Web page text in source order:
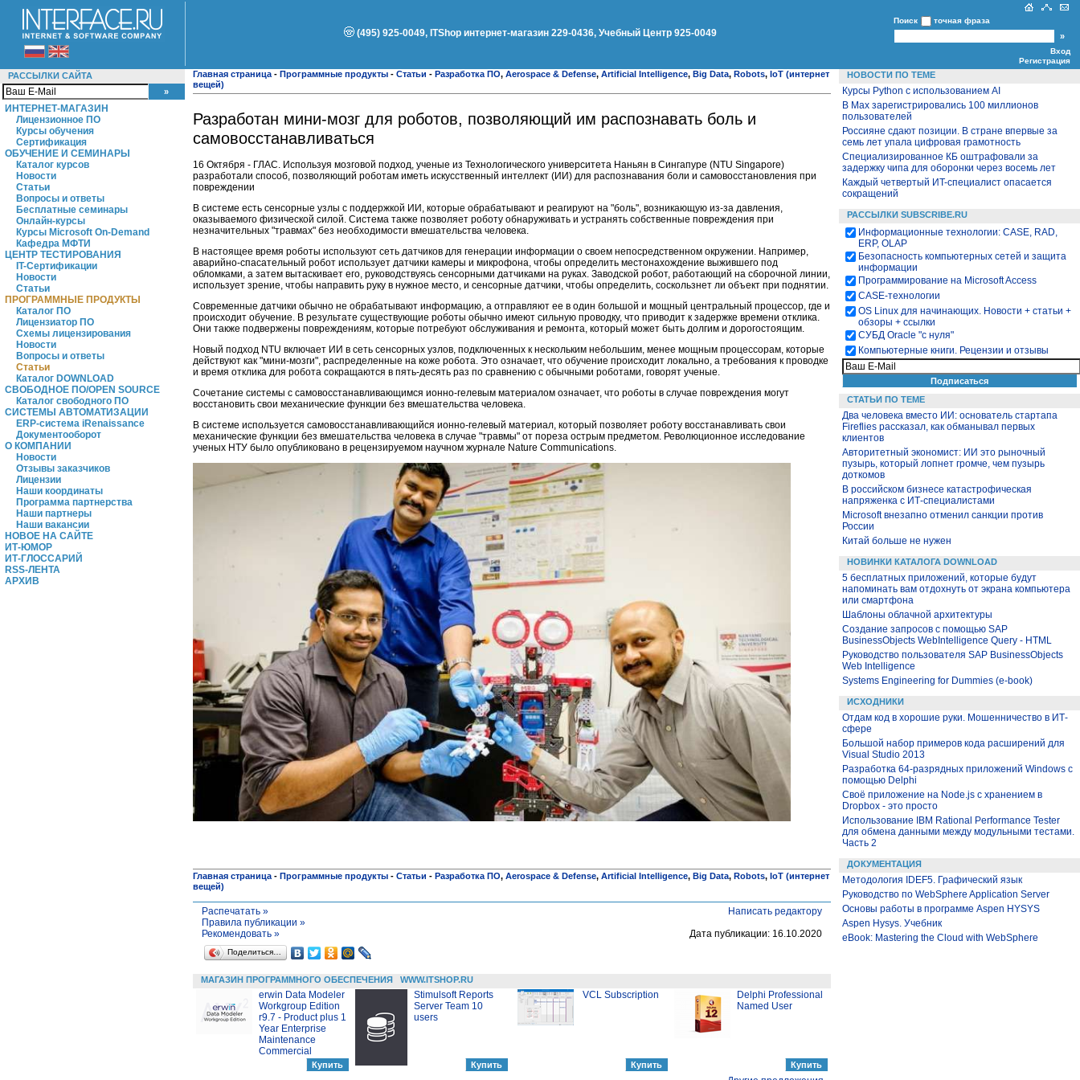
(495) 925-0049, ITShop интернет-магазин 229-0436, Учебный Центр 925-0049
Поиск точная фраза
Вход
Регистрация
РАССЫЛКИ САЙТА
ИНТЕРНЕТ-МАГАЗИН
Лицензионное ПО
Курсы обучения
Сертификация
ОБУЧЕНИЕ И СЕМИНАРЫ
Каталог курсов
Новости
Статьи
Вопросы и ответы
Бесплатные семинары
Онлайн-курсы
Курсы Microsoft On-Demand
Кафедра МФТИ
ЦЕНТР ТЕСТИРОВАНИЯ
IT-Сертификации
Новости
Статьи
ПРОГРАММНЫЕ ПРОДУКТЫ
Каталог ПО
Лицензиатор ПО
Схемы лицензирования
Новости
Вопросы и ответы
Статьи
Каталог DOWNLOAD
СВОБОДНОЕ ПО/OPEN SOURCE
Каталог свободного ПО
СИСТЕМЫ АВТОМАТИЗАЦИИ
ERP-система iRenaissance
Документооборот
О КОМПАНИИ
Новости
Отзывы заказчиков
Лицензии
Наши координаты
Программа партнерства
Наши партнеры
Наши вакансии
НОВОЕ НА САЙТЕ
ИТ-ЮМОР
ИТ-ГЛОССАРИЙ
RSS-ЛЕНТА
АРХИВ
Главная страница - Программные продукты - Статьи - Разработка ПО, Aerospace & Defense, Artificial Intelligence, Big Data, Robots, IoT (интернет
вещей)
Разработан мини-мозг для роботов, позволяющий им распознавать боль и
самовосстанавливаться
16 Октября - ГЛАС. Используя мозговой подход, ученые из Технологического университета Наньян в Сингапуре (NTU Singapore)
разработали способ, позволяющий роботам иметь искусственный интеллект (ИИ) для распознавания боли и самовосстановления при
повреждении
В системе есть сенсорные узлы с поддержкой ИИ, которые обрабатывают и реагируют на "боль", возникающую из-за давления,
оказываемого физической силой. Система также позволяет роботу обнаруживать и устранять собственные повреждения при
незначительных "травмах" без необходимости вмешательства человека.
В настоящее время роботы используют сеть датчиков для генерации информации о своем непосредственном окружении. Например,
аварийно-спасательный робот использует датчики камеры и микрофона, чтобы определить местонахождение выжившего под
обломками, а затем вытаскивает его, руководствуясь сенсорными датчиками на руках. Заводской робот, работающий на сборочной линии,
использует зрение, чтобы направить руку в нужное место, и сенсорные датчики, чтобы определить, соскользнет ли объект при поднятии.
Современные датчики обычно не обрабатывают информацию, а отправляют ее в один большой и мощный центральный процессор, где и
происходит обучение. В результате существующие роботы обычно имеют сильную проводку, что приводит к задержке времени отклика.
Они также подвержены повреждениям, которые потребуют обслуживания и ремонта, который может быть долгим и дорогостоящим.
Новый подход NTU включает ИИ в сеть сенсорных узлов, подключенных к нескольким небольшим, менее мощным процессорам, которые
действуют как "мини-мозги", распределенные на коже робота. Это означает, что обучение происходит локально, а требования к проводке
и время отклика для робота сокращаются в пять-десять раз по сравнению с обычными роботами, говорят ученые.
Сочетание системы с самовосстанавливающимся ионно-гелевым материалом означает, что роботы в случае повреждения могут
восстановить свои механические функции без вмешательства человека.
В системе используется самовосстанавливающийся ионно-гелевый материал, который позволяет роботу восстанавливать свои
механические функции без вмешательства человека в случае "травмы" от пореза острым предметом. Революционное исследование
ученых НТУ было опубликовано в рецензируемом научном журнале Nature Communications.
Главная страница - Программные продукты - Статьи - Разработка ПО, Aerospace & Defense, Artificial Intelligence, Big Data, Robots, IoT (интернет
вещей)
Распечатать »
Правила публикации »
Написать редактору
Рекомендовать »
Дата публикации: 16.10.2020
Поделиться…
МАГАЗИН ПРОГРАММНОГО ОБЕСПЕЧЕНИЯ WWW.ITSHOP.RU
erwin Data Modeler
Workgroup Edition
r9.7 - Product plus 1
Year Enterprise
Maintenance
Commercial
Stimulsoft Reports
Server Team 10
users
VCL Subscription
Delphi Professional
Named User
НОВОСТИ ПО ТЕМЕ
Курсы Python c использованием AI
В Max зарегистрировались 100 миллионов
пользователей
Россияне сдают позиции. В стране впервые за
семь лет упала цифровая грамотность
Специализированное КБ оштрафовали за
задержку чипа для оборонки через восемь лет
Каждый четвертый ИT-специалист опасается
сокращений
РАССЫЛКИ SUBSCRIBE.RU
Информационные технологии: CASE, RAD,
ERP, OLAP
Безопасность компьютерных сетей и защита
информации
Программирование на Microsoft Access
CASE-технологии
OS Linux для начинающих. Новости + статьи +
обзоры + ссылки
СУБД Oracle "с нуля"
Компьютерные книги. Рецензии и отзывы
СТАТЬИ ПО ТЕМЕ
Два человека вместо ИИ: основатель стартапа
Fireflies рассказал, как обманывал первых
клиентов
Авторитетный экономист: ИИ это рыночный
пузырь, который лопнет громче, чем пузырь
доткомов
В российском бизнесе катастрофическая
напряженка с ИТ-специалистами
Microsoft внезапно отменил санкции против
России
Китай больше не нужен
НОВИНКИ КАТАЛОГА DOWNLOAD
5 бесплатных приложений, которые будут
напоминать вам отдохнуть от экрана компьютера
или смартфона
Шаблоны облачной архитектуры
Создание запросов с помощью SAP
BusinessObjects WebIntelligence Query - HTML
Руководство пользователя SAP BusinessObjects
Web Intelligence
Systems Engineering for Dummies (e-book)
ИСХОДНИКИ
Отдам код в хорошие руки. Мошенничество в ИТ-
сфере
Большой набор примеров кода расширений для
Visual Studio 2013
Разработка 64-разрядных приложений Windows с
помощью Delphi
Своё приложение на Node.js с хранением в
Dropbox - это просто
Использование IBM Rational Performance Tester
для обмена данными между модульными тестами.
Часть 2
ДОКУМЕНТАЦИЯ
Методология IDEF5. Графический язык
Руководство по WebSphere Application Server
Основы работы в программе Aspen HYSYS
Aspen Hysys. Учебник
eBook: Mastering the Cloud with WebSphere